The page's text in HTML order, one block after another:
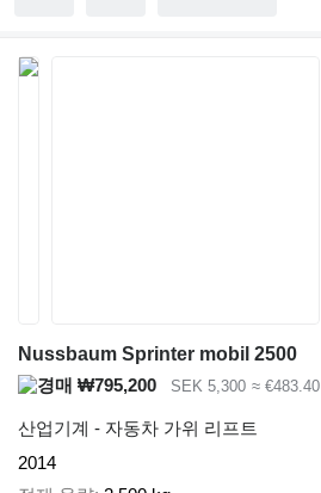
Nussbaum Sprinter mobil 2500
₩795,200
SEK 5,300 ≈ €483.40
산업기계 - 자동차 가위 리프트
2014